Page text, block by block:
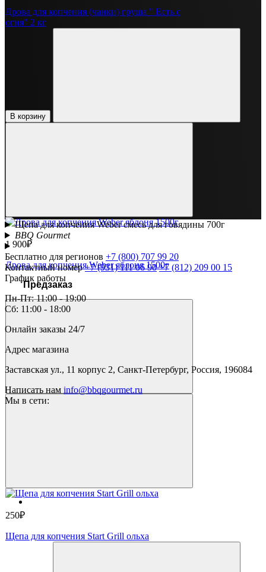
Дрова для копчения (чанки) груша " Есть с
огня" 2 кг
В корзину
1 900₽
Дрова для копчения Weber яблоня 1500г
Предзаказ
250₽
Щепа для копчения Start Grill ольха
Щепа для копчения Weber смесь для говядины 700г
BBQ Gourmet
Бесплатно для регионов +7 (800) 707 99 20
Контактный номер +7 (931) 111 06 90 +7 (812) 209 00 15
График работы
Пн-Пт: 11:00 - 19:00
Сб: 11:00 - 18:00
Онлайн заказы 24/7
Адрес магазина
Заставская ул., 11 корпус 2, Санкт-Петербург, Россия, 196084
Написать нам info@bbqgourmet.ru
Мы в сети: